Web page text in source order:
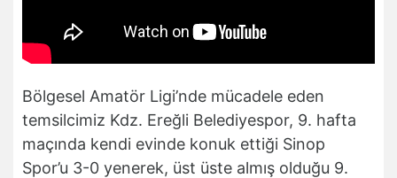
Bölgesel Amatör Ligi’nde mücadele eden
temsilcimiz Kdz. Ereğli Belediyespor, 9. hafta
maçında kendi evinde konuk ettiği Sinop
Spor’u 3-0 yenerek, üst üste almış olduğu 9.